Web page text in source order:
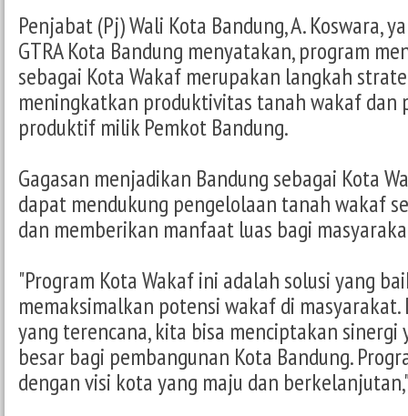
Penjabat (Pj) Wali Kota Bandung, A. Koswara,
GTRA Kota Bandung menyatakan, program
sebagai Kota Wakaf merupakan langkah
meningkatkan produktivitas tanah wakaf dan
produktif milik Pemkot Bandung.
Gagasan menjadikan Bandung sebagai Kota
dapat mendukung pengelolaan tanah wakaf
dan memberikan manfaat luas bagi
"Program Kota Wakaf ini adalah solusi yang
memaksimalkan potensi wakaf di masyarakat.
yang terencana, kita bisa menciptakan sinergi
besar bagi pembangunan Kota Bandung.
dengan visi kota yang maju dan